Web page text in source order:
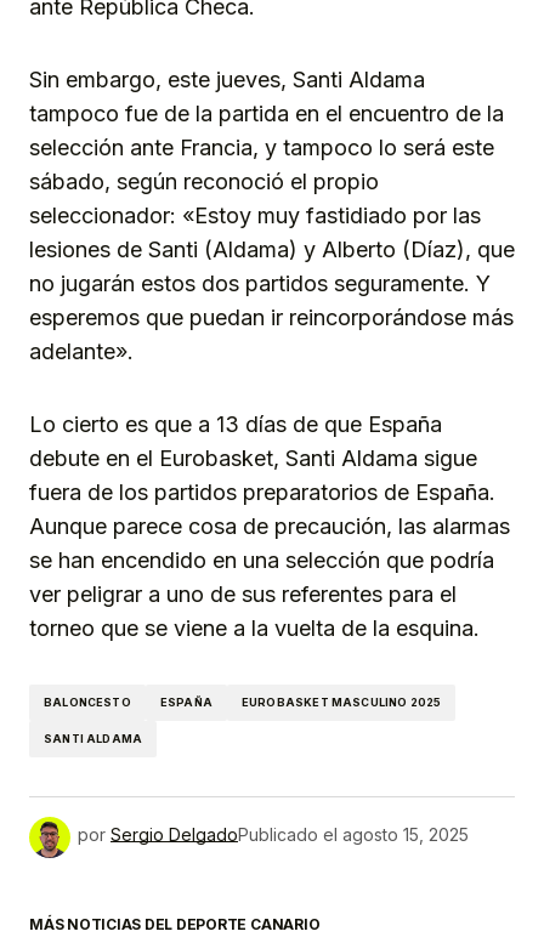
ante República Checa.
Sin embargo, este jueves, Santi Aldama
tampoco fue de la partida en el encuentro de la
selección ante Francia, y tampoco lo será este
sábado, según reconoció el propio
seleccionador: «Estoy muy fastidiado por las
lesiones de Santi (Aldama) y Alberto (Díaz), que
no jugarán estos dos partidos seguramente. Y
esperemos que puedan ir reincorporándose más
adelante».
Lo cierto es que a 13 días de que España
debute en el Eurobasket, Santi Aldama sigue
fuera de los partidos preparatorios de España.
Aunque parece cosa de precaución, las alarmas
se han encendido en una selección que podría
ver peligrar a uno de sus referentes para el
torneo que se viene a la vuelta de la esquina.
BALONCESTO ESPAÑA EUROBASKET MASCULINO 2025
SANTI ALDAMA
por Sergio DelgadoPublicado el agosto 15, 2025
MÁS NOTICIAS DEL DEPORTE CANARIO